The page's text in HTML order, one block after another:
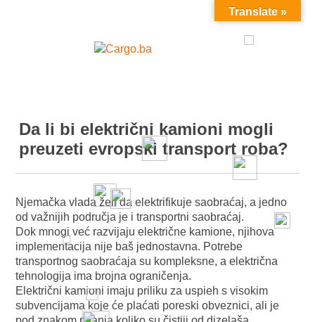
MENU
Da li bi električni kamioni mogli
preuzeti evropski transport roba?
Njemačka vlada želi da elektrifikuje saobraćaj, a jedno
od važnijih područja je i transportni saobraćaj.
Dok mnogi već razvijaju električne kamione, njihova
implementacija nije baš jednostavna. Potrebe
transportnog saobraćaja su kompleksne, a električna
tehnologija ima brojna ograničenja.
Električni kamioni imaju priliku za uspieh s visokim
subvencijama koje će plaćati poreski obveznici, ali je
Translate »